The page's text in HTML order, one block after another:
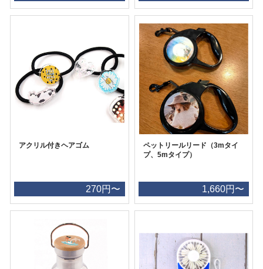
アクリル付きヘアゴム
270円〜
ペットリールリード（3mタイ
プ、5mタイプ）
1,660円〜